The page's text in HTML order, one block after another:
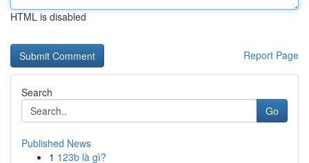
HTML is disabled
Report Page
Search
Go
Published News
1 123b là gì?